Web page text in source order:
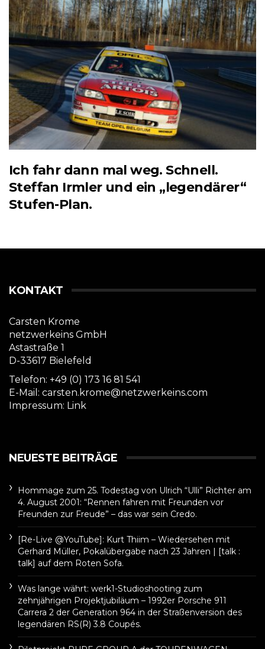
Ich fahr dann mal weg. Schnell.
Steffan Irmler und ein „legendärer“
Stufen-Plan.
KONTAKT
Carsten Krome
netzwerkeins GmbH
Astastraße 1
D-33617 Bielefeld
Telefon: +49 (0) 173 16 81 541
E-Mail: carsten.krome@netzwerkeins.com
Impressum: Link
NEUESTE BEITRÄGE
Hommage zum 25. Todestag von Ulrich “Ulli” Richter am
4. August 2001: “Rennen fahren mit Freunden vor
Freunden zur Freude” – das war sein Credo.
[Re-Live @YouTube]: Kurt Thiim – Wiedersehen mit
Gerhard Müller, Pokalübergabe nach 23 Jahren | [talk :
talk] auf dem Roten Sofa.
Was lange währt: werk1-Studioshooting zum
zehnjährigen Projektjubiläum – 1992er Porsche 911
Carrera 2 der Generation 964 in der Straßenversion des
legendären RS(R) 3.8 Coupés.